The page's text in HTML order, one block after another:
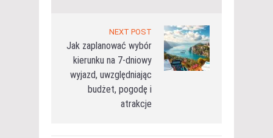
NEXT POST
Jak zaplanować wybór
kierunku na 7-dniowy
wyjazd, uwzględniając
budżet, pogodę i
atrakcje